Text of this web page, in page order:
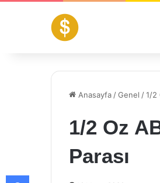
Anasayfa /Genel /1/2
1/2 Oz
Parası
Facebook